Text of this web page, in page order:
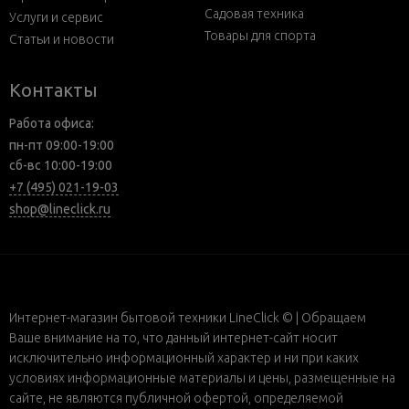
Услуги и сервис
Статьи и новости
Садовая техника
Товары для спорта
Контакты
Работа офиса:
пн-пт 09:00-19:00
сб-вс 10:00-19:00
+7 (495) 021-19-03
shop@lineclick.ru
Интернет-магазин бытовой техники LineClick © | Обращаем
Ваше внимание на то, что данный интернет-сайт носит
исключительно информационный характер и ни при каких
условиях информационные материалы и цены, размещенные на
сайте, не являются публичной офертой, определяемой